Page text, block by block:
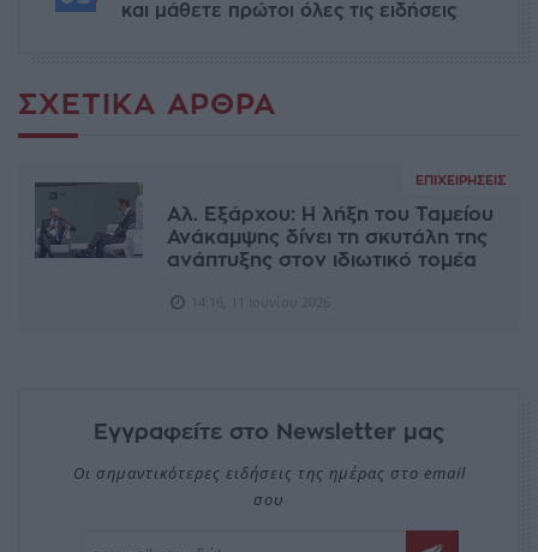
και μάθετε πρώτοι όλες τις ειδήσεις
ΣΧΕΤΙΚΆ ΆΡΘΡΑ
ΕΠΙΧΕΙΡΉΣΕΙΣ
Αλ. Εξάρχου: Η λήξη του Ταμείου
Ανάκαμψης δίνει τη σκυτάλη της
ανάπτυξης στον ιδιωτικό τομέα
Εγγραφείτε στο Newsletter μας
Οι σημαντικότερες ειδήσεις της ημέρας στο email
σου